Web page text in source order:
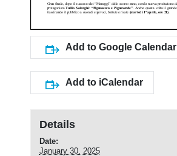
Add to Google Calendar
Add to iCalendar
Details
Date:
January 30, 2025